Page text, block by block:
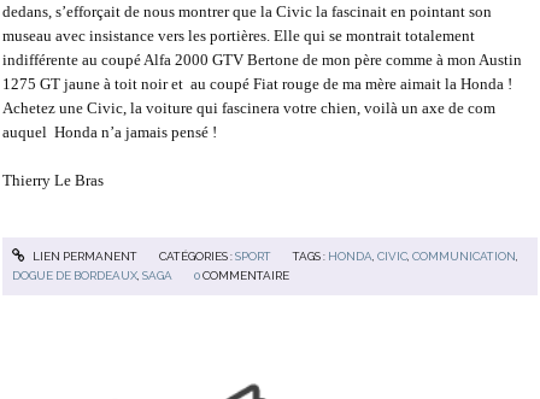
dedans, s’efforçait de nous montrer que la Civic la fascinait en pointant son
museau avec insistance vers les portières. Elle qui se montrait totalement
indifférente au coupé Alfa 2000 GTV Bertone de mon père comme à mon Austin
1275 GT jaune à toit noir et au coupé Fiat rouge de ma mère aimait la Honda !
Achetez une Civic, la voiture qui fascinera votre chien, voilà un axe de com
auquel Honda n’a jamais pensé !
Thierry Le Bras
LIEN PERMANENT CATÉGORIES :SPORT TAGS : HONDA ,CIVIC ,COMMUNICATION
DOGUE DE BORDEAUX ,SAGA 0 COMMENTAIRE